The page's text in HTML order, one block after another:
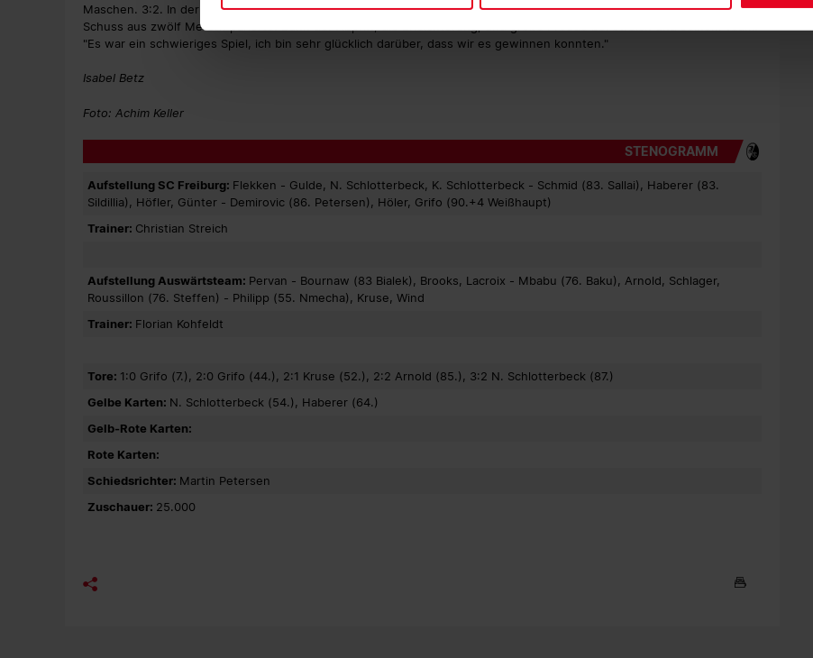
Maschen. 3:2. In der vierten Minute der Nachspielzeit musste der SC noch einmal durchpusten, als Flekken einen
Schuss aus zwölf Metern parierte. Dann der Abpfiff, die Erleichterung, und große Freude bei Streich und seinem Team:
"Es war ein schwieriges Spiel, ich bin sehr glücklich darüber, dass wir es gewinnen konnten."
Isabel Betz
Foto: Achim Keller
STENOGRAMM
Aufstellung SC Freiburg: Flekken - Gulde, N. Schlotterbeck, K. Schlotterbeck - Schmid (83. Sallai), Haberer (83.
Sildillia), Höfler, Günter - Demirovic (86. Petersen), Höler, Grifo (90.+4 Weißhaupt)
Trainer: Christian Streich
Aufstellung Auswärtsteam: Pervan - Bournaw (83 Bialek), Brooks, Lacroix - Mbabu (76. Baku), Arnold, Schlager,
Roussillon (76. Steffen) - Philipp (55. Nmecha), Kruse, Wind
Trainer: Florian Kohfeldt
Tore: 1:0 Grifo (7.), 2:0 Grifo (44.), 2:1 Kruse (52.), 2:2 Arnold (85.), 3:2 N. Schlotterbeck (87.)
Gelbe Karten: N. Schlotterbeck (54.), Haberer (64.)
Gelb-Rote Karten:
Rote Karten:
Schiedsrichter: Martin Petersen
Zuschauer: 25.000